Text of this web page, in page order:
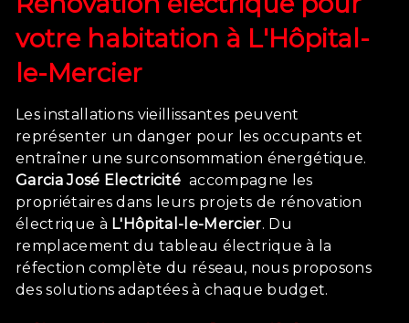
votre habitation à L'Hôpital-
le-Mercier
Les installations vieillissantes peuvent
représenter un danger pour les occupants et
entraîner une surconsommation énergétique.
Garcia José Electricité accompagne les
propriétaires dans leurs projets de rénovation
électrique à L'Hôpital-le-Mercier. Du
remplacement du tableau électrique à la
réfection complète du réseau, nous proposons
des solutions adaptées à chaque budget.